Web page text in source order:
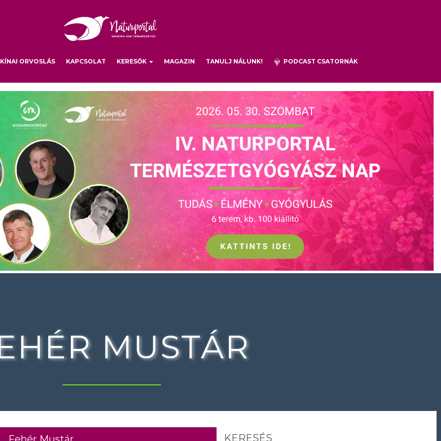
KÍNAI ORVOSLÁS KAPCSOLAT KERESŐK MAGAZIN TANULJ NÁLUNK! PODCAST CSATORNÁK
MUSTÁR
KERESÉS